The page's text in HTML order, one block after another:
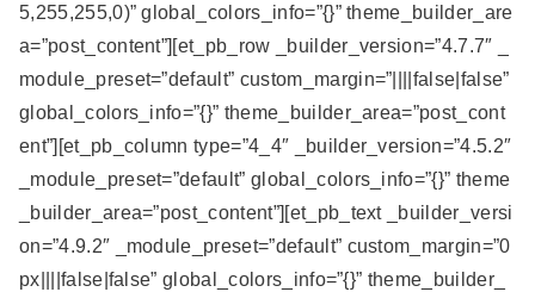
5,255,255,0)” global_colors_info=”{}” theme_builder_are
a=”post_content”][et_pb_row _builder_version=”4.7.7″ _
module_preset=”default” custom_margin=”||||false|false”
global_colors_info=”{}” theme_builder_area=”post_cont
ent”][et_pb_column type=”4_4″ _builder_version=”4.5.2″
_module_preset=”default” global_colors_info=”{}” theme
_builder_area=”post_content”][et_pb_text _builder_versi
on=”4.9.2″ _module_preset=”default” custom_margin=”0
px||||false|false” global_colors_info=”{}” theme_builder_